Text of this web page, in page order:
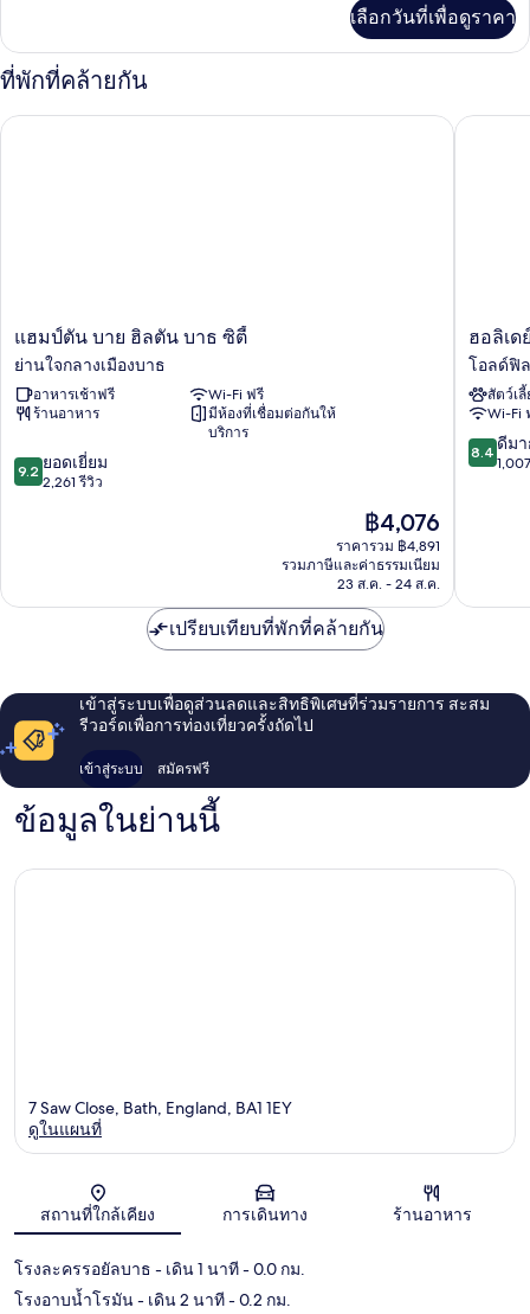
เกี่ยว
กับ
ห้อง
พัก
เลือกวันที่เพื่อดูราคา
ที่พักที่คล้ายกัน
แฮม
ป์
ตัน
บาย
ฮิล
บาธ
ซิตี้
แฮมป์ตัน บาย ฮิลตัน บาธ ซิตี้
ย่านใจกลางเมืองบาธ
อาหารเช้าฟรี
Wi-Fi ฟรี
ร้านอาหาร
มีห้องที่เชื่อมต่อกันให้
บริการ
9.2
จาก
9.2 ยอดเยี่ยม
2,261 รีวิว
ราคา
ปัจจุบัน
คือ
฿4,076
฿4,076
ราคารวม ฿4,891
รวมภาษีและค่าธรรมเนียม
23 ส.ค. - 24 ส.ค.
แฮมป์ตัน บาย ฮิลตัน บาธ ซิตี้
ฮอ
ลิ
เดย์
อินน์
เอ็กซ์เพ
บาธ
บาย
ฮอลิเด
โอลด์ฟิ
สัตว์เ
Wi-Fi
8.4
จาก
8.4 ดีม
ฮอลิเดย์
เปรียบเทียบที่พักที่คล้ายกัน
เข้าสู่ระบบเพื่อดูส่วนลดและสิทธิพิเศษที่ร่วมรายการ สะสม
รีวอร์ดเพื่อการท่องเที่ยวครั้งถัดไป
เข้าสู่ระบบ สมัครฟรี
ข้อมูลในย่านนี้
แผนที่
7 Saw Close, Bath, England, BA1 1EY
ดูในแผนที่
สถานที่ใกล้เคียง การเดินทาง ร้านอาหาร
โรงละครรอยัลบาธ - เดิน 1 นาที- 0.0 กม.
โรงอาบน้ำโรมัน- เดิน 2 นาที- 0.2 กม.